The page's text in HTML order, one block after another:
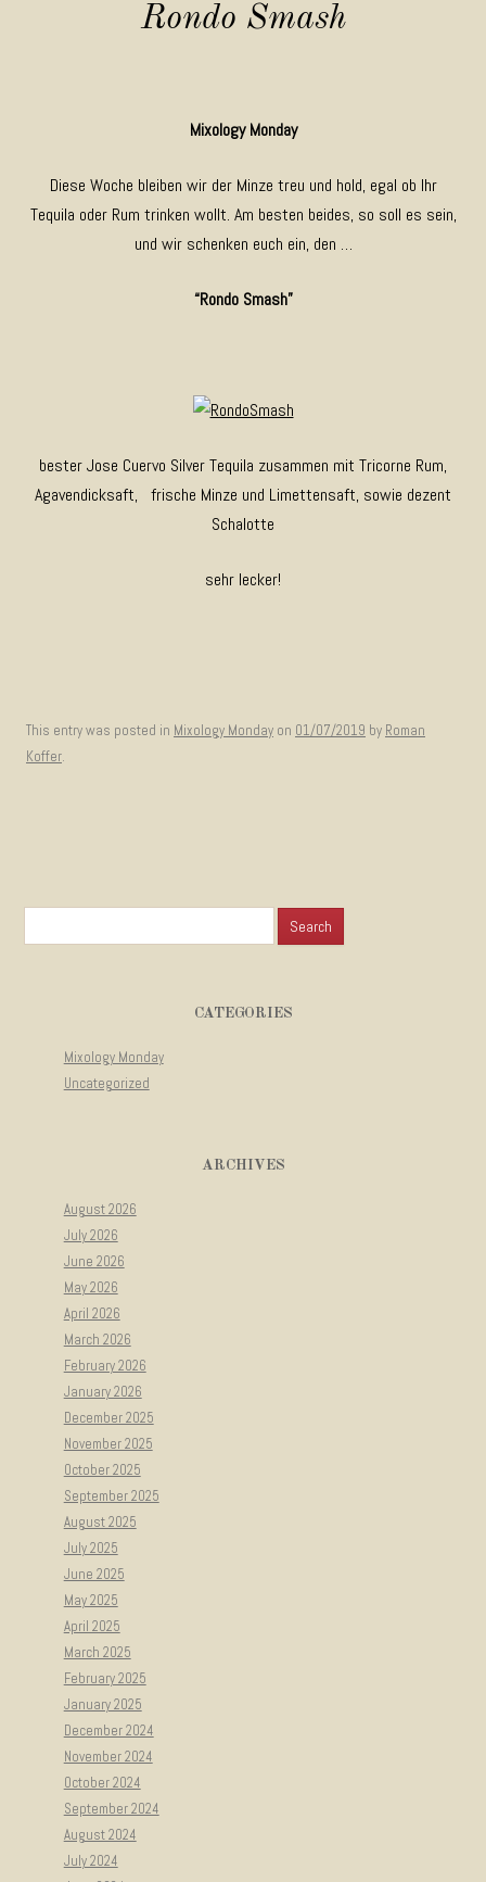
Rondo Smash
Mixology Monday
Diese Woche bleiben wir der Minze treu und hold, egal ob Ihr
Tequila oder Rum trinken wollt. Am besten beides, so soll es sein,
und wir schenken euch ein, den …
“Rondo Smash”
bester Jose Cuervo Silver Tequila zusammen mit Tricorne Rum,
Agavendicksaft, frische Minze und Limettensaft, sowie dezent
Schalotte
sehr lecker!
This entry was posted in Mixology Monday on 01/07/2019 by Roman
Koffer.
CATEGORIES
Mixology Monday
Uncategorized
ARCHIVES
August 2026
July 2026
June 2026
May 2026
April 2026
March 2026
February 2026
January 2026
December 2025
November 2025
October 2025
September 2025
August 2025
July 2025
June 2025
May 2025
April 2025
March 2025
February 2025
January 2025
December 2024
November 2024
October 2024
September 2024
August 2024
July 2024